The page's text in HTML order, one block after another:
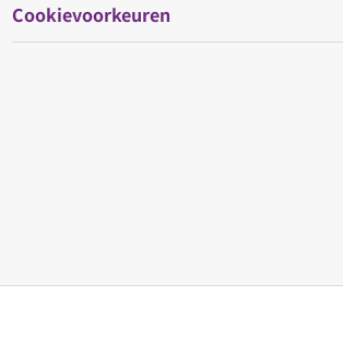
Cookievoorkeuren